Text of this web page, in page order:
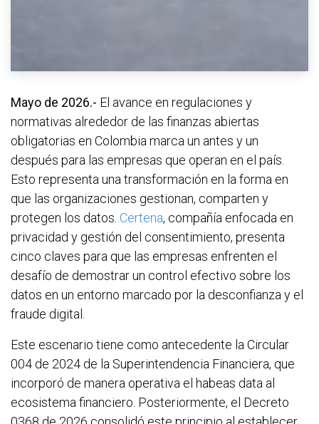
Mayo de 2026.- El avance en regulaciones y
normativas alrededor de las finanzas abiertas
obligatorias en Colombia marca un antes y un
después para las empresas que operan en el país.
Esto representa una transformación en la forma en
que las organizaciones gestionan, comparten y
protegen los datos. Certena, compañía enfocada en
privacidad y gestión del consentimiento, presenta
cinco claves para que las empresas enfrenten el
desafío de demostrar un control efectivo sobre los
datos en un entorno marcado por la desconfianza y el
fraude digital.
Este escenario tiene como antecedente la Circular
004 de 2024 de la Superintendencia Financiera, que
incorporó de manera operativa el habeas data al
ecosistema financiero. Posteriormente, el Decreto